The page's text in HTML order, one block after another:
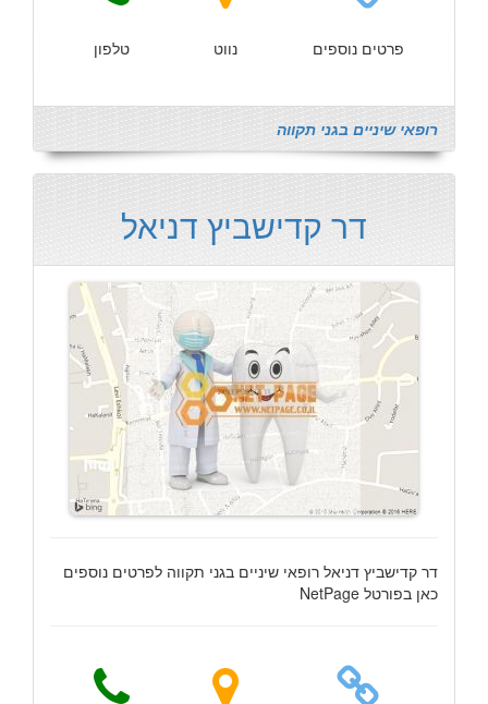
פרטים נוספים נווט טלפון
רופאי שיניים בגני תקווה
דר קדישביץ דניאל
דר קדישביץ דניאל רופאי שיניים בגני תקווה לפרטים נוספים
כאן בפורטל NetPage